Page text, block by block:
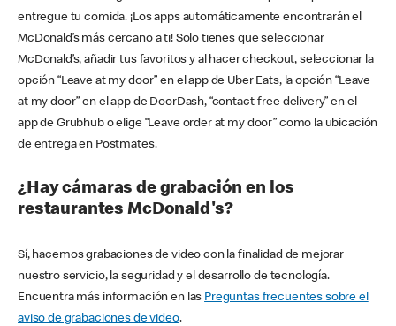
entregue tu comida. ¡Los apps automáticamente encontrarán el
McDonald’s más cercano a ti! Solo tienes que seleccionar
McDonald’s, añadir tus favoritos y al hacer checkout, seleccionar la
opción “Leave at my door” en el app de Uber Eats, la opción “Leave
at my door” en el app de DoorDash, “contact-free delivery” en el
app de Grubhub o elige “Leave order at my door” como la ubicación
de entrega en Postmates.
¿Hay cámaras de grabación en los
restaurantes McDonald's?
Sí, hacemos grabaciones de video con la finalidad de mejorar
nuestro servicio, la seguridad y el desarrollo de tecnología.
Encuentra más información en las Preguntas frecuentes sobre el
aviso de grabaciones de video.